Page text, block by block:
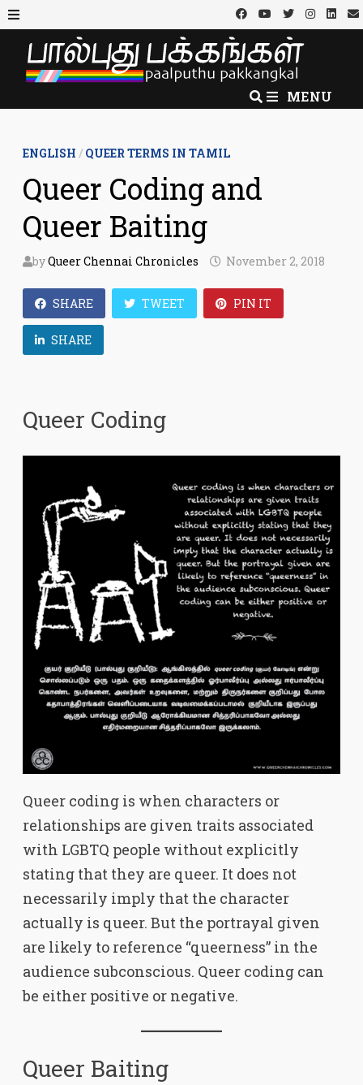
Skip
to
content
MENU
MENU
ENGLISH /QUEER TERMS IN TAMIL
Queer Coding and
Queer Baiting
byQueer Chennai Chronicles November 2, 2018
SHARE TWEET PIN IT
SHARE
Queer Coding
Queer coding is when characters or
relationships are given traits associated
with LGBTQ people without explicitly
stating that they are queer. It does not
necessarily imply that the character
actually is queer. But the portrayal given
are likely to reference “queerness” in the
audience subconscious. Queer coding can
be either positive or negative.
Queer Baiting